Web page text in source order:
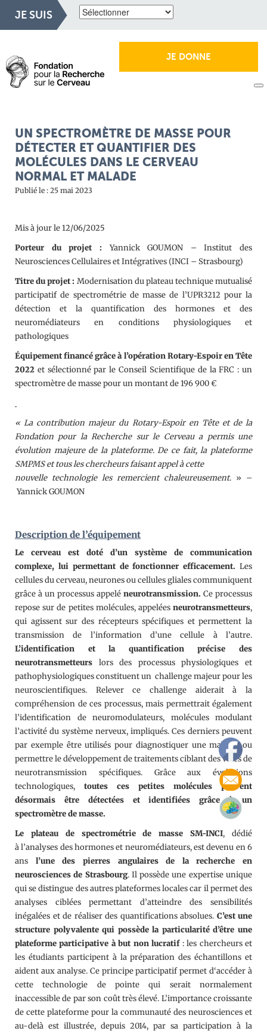
JE SUIS
JE DONNE
UN SPECTROMÈTRE DE MASSE POUR
DÉTECTER ET QUANTIFIER DES
MOLÉCULES DANS LE CERVEAU
NORMAL ET MALADE
Publié le : 25 mai 2023
Mis à jour le 12/06/2025
Porteur du projet : Yannick GOUMON – Institut des
Neurosciences Cellulaires et Intégratives (INCI – Strasbourg)
Titre du projet: Modernisation du plateau technique mutualisé
participatif de spectrométrie de masse de l’UPR3212 pour la
détection et la quantification des hormones et des
neuromédiateurs en conditions physiologiques et
pathologiques
Équipement financé grâce à l’opération Rotary-Espoir en Tête
2022 et sélectionné par le Conseil Scientifique de la FRC : un
spectromètre de masse pour un montant de 196 900 €
« La contribution majeur du Rotary-Espoir en Tête et de la
Fondation pour la Recherche sur le Cerveau a permis une
évolution majeure de la plateforme. De ce fait, la plateforme
SMPMS et tous les chercheurs faisant appel à cette
nouvelle technologie les remercient chaleureusement. » –
Yannick GOUMON
Description de l’équipement
Le cerveau est doté d’un système de communication
complexe, lui permettant de fonctionner efficacement. Les
cellules du cerveau, neurones ou cellules gliales communiquent
grâce à un processus appelé neurotransmission. Ce processus
repose sur de petites molécules, appelées neurotransmetteurs,
qui agissent sur des récepteurs spécifiques et permettent la
transmission de l’information d’une cellule à l’autre.
L’identification et la quantification précise des
neurotransmetteurs lors des processus physiologiques et
pathophysiologiques constituent un challenge majeur pour les
neuroscientifiques. Relever ce challenge aiderait à la
compréhension de ces processus, mais permettrait également
l’identification de neuromodulateurs, molécules modulant
l’activité du système nerveux, impliqués. Ces derniers peuvent
par exemple être utilisés pour diagnostiquer une maladie ou
permettre le développement de traitements ciblant des voies de
neurotransmission spécifiques. Grâce aux évolutions
technologiques, toutes ces petites molécules peuvent
désormais être détectées et identifiées grâce à un
spectromètre de masse.
Le plateau de spectrométrie de masse SM-INCI, dédié
à l’analyses des hormones et neuromédiateurs, est devenu en 6
ans l’une des pierres angulaires de la recherche en
neurosciences de Strasbourg. Il possède une expertise unique
qui se distingue des autres plateformes locales car il permet des
analyses ciblées permettant d’atteindre des sensibilités
inégalées et de réaliser des quantifications absolues. C’est une
structure polyvalente qui possède la particularité d’être une
plateforme participative à but non lucratif : les chercheurs et
les étudiants participent à la préparation des échantillons et
aident aux analyse. Ce principe participatif permet d‘accéder à
cette technologie de pointe qui serait normalement
inaccessible de par son coût très élevé. L’importance croissante
de cette plateforme pour la communauté des neurosciences et
au-delà est illustrée, depuis 2014, par sa participation à la